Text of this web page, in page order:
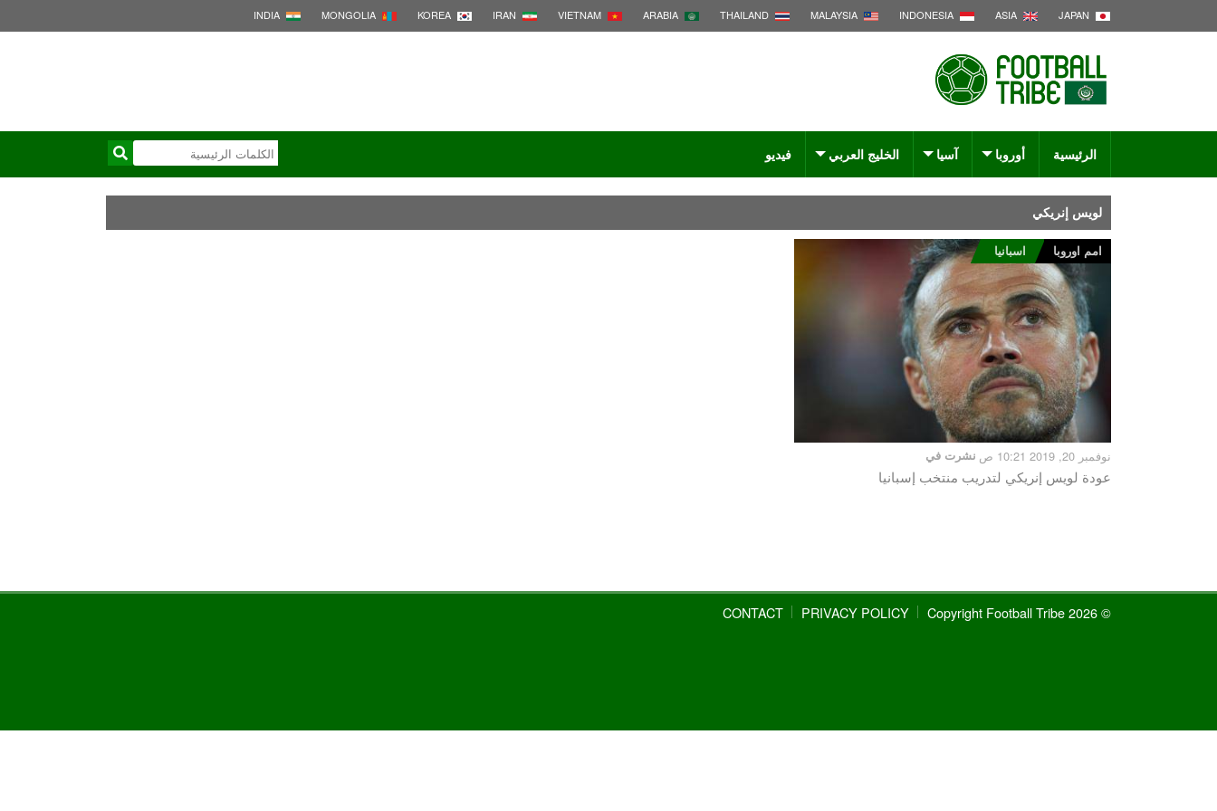
JAPAN
ASIA
INDONESIA
MALAYSIA
THAILAND
ARABIA
VIETNAM
IRAN
KOREA
MONGOLIA
INDIA
الرئيسية أوروبا آسيا الخليج العربي فيديو
لويس إنريكي
امم اوروبا اسبانيا
نشرت في نوفمبر 20, 2019 10:21 ص
عودة لويس إنريكي لتدريب منتخب إسبانيا
© 2026 Copyright Football Tribe
CONTACT PRIVACY POLICY